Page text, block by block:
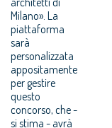
Milano». La
piattaforma
sarà
personalizzata
appositamente
per gestire
questo
concorso, che -
si stima - avrà